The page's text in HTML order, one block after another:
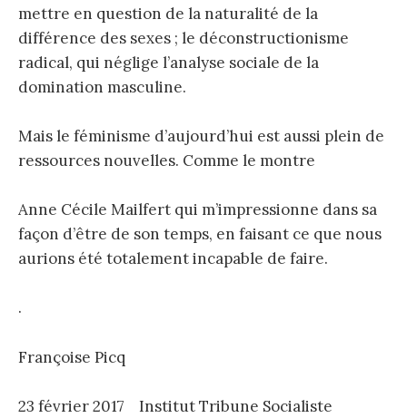
mettre en question de la naturalité de la
différence des sexes ; le déconstructionisme
radical, qui néglige l’analyse sociale de la
domination masculine.
Mais le féminisme d’aujourd’hui est aussi plein de
ressources nouvelles. Comme le montre
Anne Cécile Mailfert qui m’impressionne dans sa
façon d’être de son temps, en faisant ce que nous
aurions été totalement incapable de faire.
.
Françoise Picq
23 février 2017 Institut Tribune Socialiste